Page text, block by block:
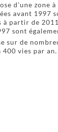
d’une zone
avant 1997
partir de
sont
sur de
400 vies par an.